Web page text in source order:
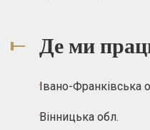
Де ми
Івано-Франківська
Вінницька обл.